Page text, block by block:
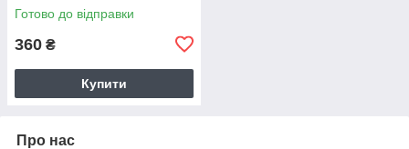
Готово до відправки
360 ₴
Купити
Про нас